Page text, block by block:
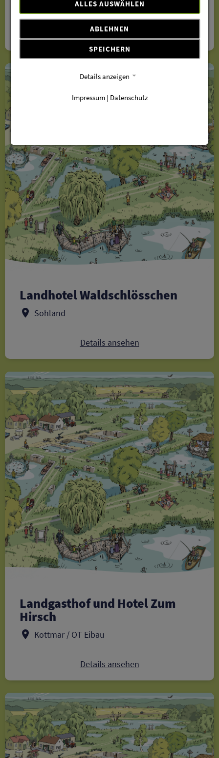
Kabelsketal OT Zwintschöna
Details ansehen
Landhotel Waldschlösschen
Sohland
Details ansehen
Landgasthof und Hotel Zum
Hirsch
Kottmar / OT Eibau
Details ansehen
ALLES AUSWÄHLEN
ABLEHNEN
SPEICHERN
Details anzeigen
Impressum| Datenschutz